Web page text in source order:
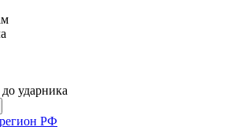
ударника